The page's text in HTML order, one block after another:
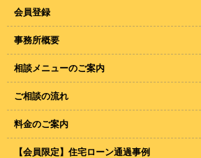
会員登録
事務所概要
相談メニューのご案内
ご相談の流れ
料金のご案内
【会員限定】住宅ローン通過事例